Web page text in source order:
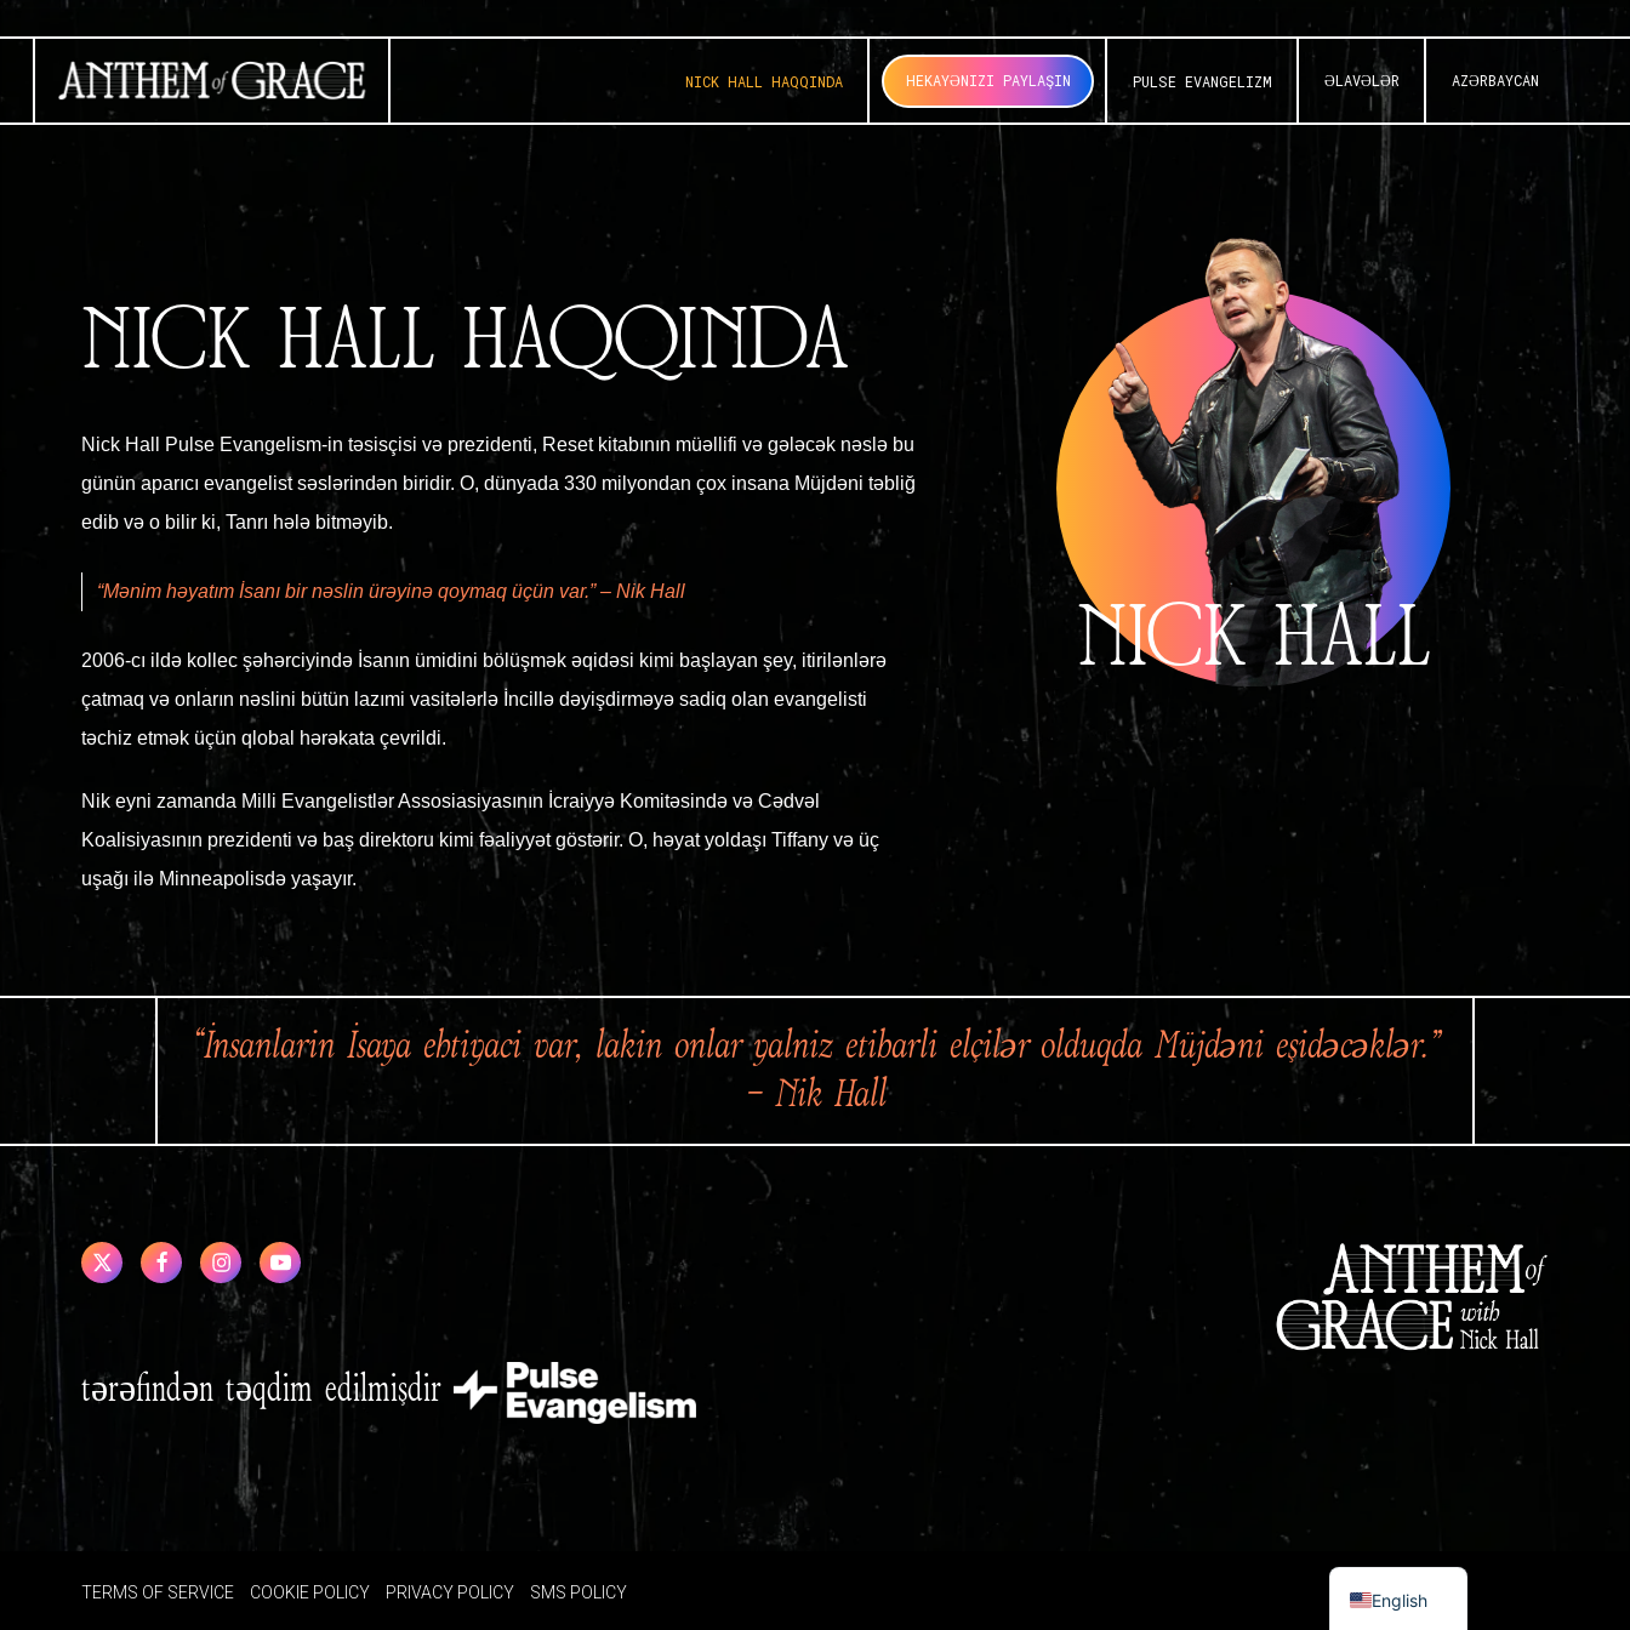
NICK HALL HAQQINDA HEKAYƏNIZI PAYLAŞIN PULSE EVANGELIZM ƏLAVƏLƏR AZƏRBAYCAN
NICK HALL HAQQINDA
Nick Hall Pulse Evangelism-in təsisçisi və prezidenti, Reset kitabının müəllifi və gələcək nəslə bu
günün aparıcı evangelist səslərindən biridir. O, dünyada 330 milyondan çox insana Müjdəni təbliğ
edib və o bilir ki, Tanrı hələ bitməyib.
“Mənim həyatım İsanı bir nəslin ürəyinə qoymaq üçün var.” – Nik Hall
2006-cı ildə kollec şəhərciyində İsanın ümidini bölüşmək əqidəsi kimi başlayan şey, itirilənlərə
çatmaq və onların nəslini bütün lazımi vasitələrlə İncillə dəyişdirməyə sadiq olan evangelisti
təchiz etmək üçün qlobal hərəkata çevrildi.
Nik eyni zamanda Milli Evangelistlər Assosiasiyasının İcraiyyə Komitəsində və Cədvəl
Koalisiyasının prezidenti və baş direktoru kimi fəaliyyət göstərir. O, həyat yoldaşı Tiffany və üç
uşağı ilə Minneapolisdə yaşayır.
NICK HALL
“İnsanların İsaya ehtiyacı var, lakin onlar yalnız etibarlı elçilər olduqda Müjdəni eşidəcəklər.”
– Nik Hall
tərəfindən təqdim edilmişdir
TERMS OF SERVICE COOKIE POLICY PRIVACY POLICY SMS POLICY English